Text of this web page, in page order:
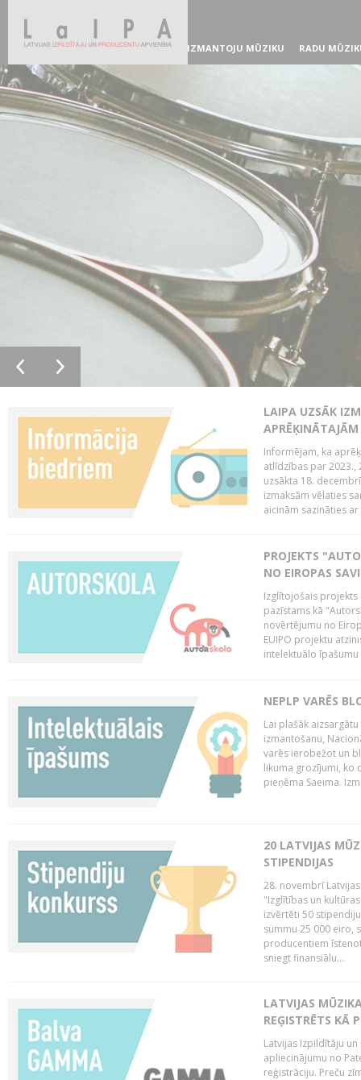
IZMANTOJU MŪZIKU RADU
LAIPA UZSĀK
Informējam, ka
atlīdzības par 2023.,
uzsākta 18.
izmaksām vēlaties
aicinām sazināties
PROJEKTS
NO EIROPAS
Izglītojošais projekts
pazīstams kā
novērtējumu no
EUIPO projektu
intelektuālo
NEPLP VARĒS
Lai plašāk
izmantošanu,
varēs ierobežot un
likuma grozījumi, ko
pieņēma Saeima.
20 LATVIJAS
STIPENDIJAS
28. novembrī
"Izglītības un
izvērtēti 50
summu 25 000 eiro,
producentiem
sniegt finansiālu...
LATVIJAS
REĢISTRĒTS KĀ
Latvijas Izpildītāju
apliecinājumu no
reģistrāciju. Preču